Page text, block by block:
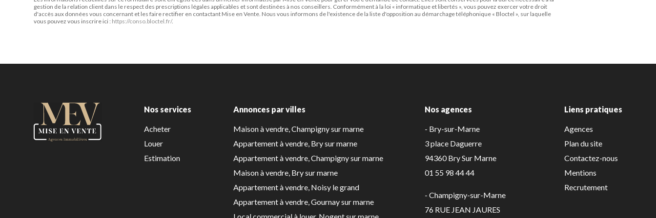
gestion de la relation client dans le respect des prescriptions légales applicables et sont destinées à nos conseillers. Conformément à la loi « informatique et libertés », vous pouvez exercer votre droit
d'accès aux données vous concernant et les faire rectifier en contactant Mise en Vente. Nous vous informons de l'existence de la liste d'opposition au démarchage téléphonique « Bloctel », sur laquelle
vous pouvez vous inscrire ici : https://conso.bloctel.fr/.
Nos services
Acheter
Louer
Estimation
Annonces par villes
Maison à vendre, Champigny sur marne
Appartement à vendre, Bry sur marne
Appartement à vendre, Champigny sur marne
Maison à vendre, Bry sur marne
Appartement à vendre, Noisy le grand
Appartement à vendre, Gournay sur marne
Nos agences
- Bry-sur-Marne
3 place Daguerre
94360 Bry Sur Marne
01 55 98 44 44
- Champigny-sur-Marne
76 RUE JEAN JAURES
Liens pratiques
Agences
Plan du site
Contactez-nous
Mentions
Recrutement